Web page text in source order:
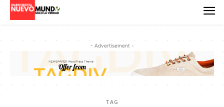
- Advertisement -
TAG